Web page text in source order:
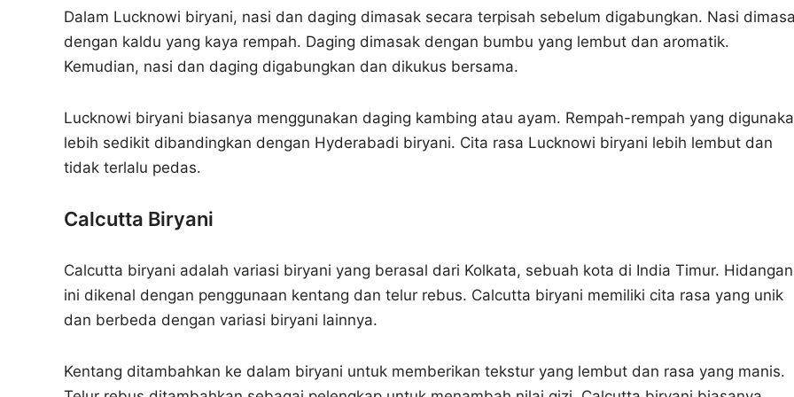
Dalam Lucknowi biryani, nasi dan daging dimasak secara terpisah sebelum digabungkan. Nasi
dengan kaldu yang kaya rempah. Daging dimasak dengan bumbu yang lembut dan aromatik.
Kemudian, nasi dan daging digabungkan dan dikukus bersama.
Lucknowi biryani biasanya menggunakan daging kambing atau ayam. Rempah-rempah yang
lebih sedikit dibandingkan dengan Hyderabadi biryani. Cita rasa Lucknowi biryani lebih lembut dan
tidak terlalu pedas.
Calcutta Biryani
Calcutta biryani adalah variasi biryani yang berasal dari Kolkata, sebuah kota di India Timur. Hidangan
ini dikenal dengan penggunaan kentang dan telur rebus. Calcutta biryani memiliki cita rasa yang unik
dan berbeda dengan variasi biryani lainnya.
Kentang ditambahkan ke dalam biryani untuk memberikan tekstur yang lembut dan rasa yang manis.